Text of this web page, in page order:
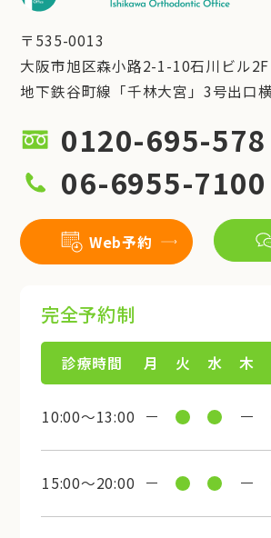
〒535-0013
大阪市旭区森小路2-1-10石川ビル2F
地下鉄谷町線「千林大宮」3号出口
0120-695-578
06-6955-7100
Web予約
完全予約制
診療時間 月 火 水 木
10:00～13:00
15:00～20:00